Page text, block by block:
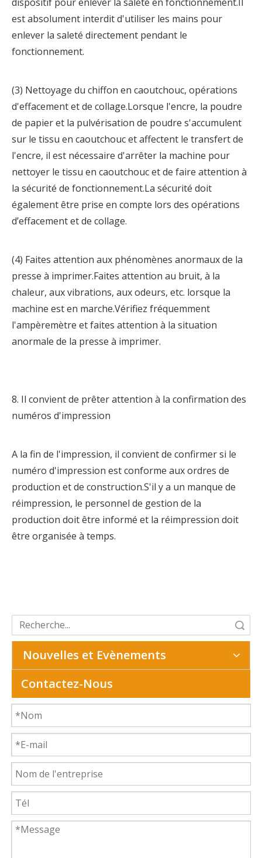
est absolument interdit d'utiliser les mains pour
enlever la saleté directement pendant le
fonctionnement.
(3) Nettoyage du chiffon en caoutchouc, opérations
d'effacement et de collage.Lorsque l'encre, la poudre
de papier et la pulvérisation de poudre s'accumulent
sur le tissu en caoutchouc et affectent le transfert de
l'encre, il est nécessaire d'arrêter la machine pour
nettoyer le tissu en caoutchouc et de faire attention à
la sécurité de fonctionnement.La sécurité doit
également être prise en compte lors des opérations
d’effacement et de collage.
(4) Faites attention aux phénomènes anormaux de la
presse à imprimer.Faites attention au bruit, à la
chaleur, aux vibrations, aux odeurs, etc. lorsque la
machine est en marche.Vérifiez fréquemment
l'ampèremètre et faites attention à la situation
anormale de la presse à imprimer.
8. Il convient de prêter attention à la confirmation des
numéros d'impression
A la fin de l'impression, il convient de confirmer si le
numéro d'impression est conforme aux ordres de
production et de construction.S'il y a un manque de
réimpression, le personnel de gestion de la
production doit être informé et la réimpression doit
être organisée à temps.
Nouvelles et Evènements
Contactez-Nous